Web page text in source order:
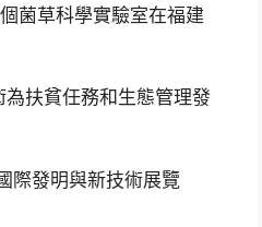
菌草科學實驗室在福建
扶貧任務和生態管理發
際發明與新技術展覽